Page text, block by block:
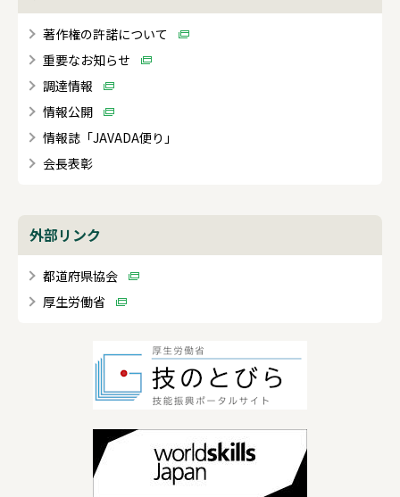
著作権の許諾について
重要なお知らせ
調達情報
情報公開
情報誌「JAVADA便り」
会長表彰
外部リンク
都道府県協会
厚生労働省